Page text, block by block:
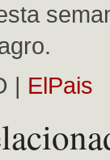
| ElPais